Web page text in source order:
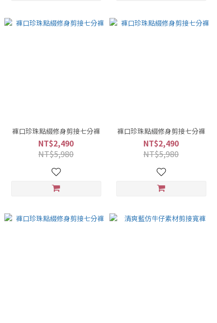
褲口珍珠點綴修身剪接七分褲
NT$2,490
NT$5,980
褲口珍珠點綴修身剪接七分褲
NT$2,490
NT$5,980